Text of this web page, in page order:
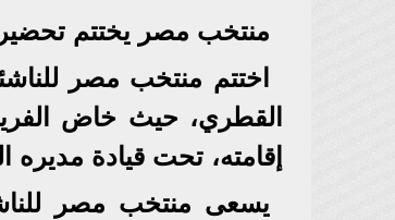
منتخب مصر يختتم
اختتم منتخب مصر
القطري، حيث خاض
إقامته، تحت قيادة
يسعى منتخب مصر